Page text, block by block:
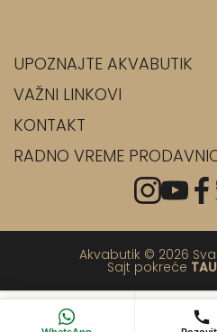
UPOZNAJTE AKVABUTIK
VAŽNI LINKOVI
KONTAKT
RADNO VREME
Akvabutik © 2026
Sajt pokreće
💬
WhatsApp
📞